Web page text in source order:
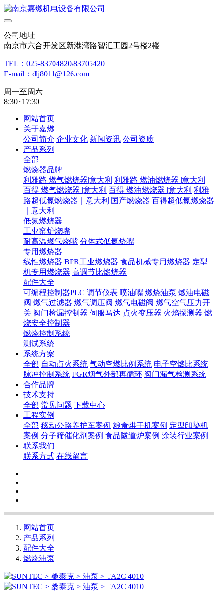
公司地址
南京市六合开发区新港湾路智汇工园2号楼2楼
TEL：025-83704820/83705420
E-mail：dlj8011@126.com
周一至周六
8:30~17:30
网站首页
关于嘉燃
公司简介 企业文化 新闻资讯 公司资质
产品系列
全部
燃烧器品牌
利雅路 燃气燃烧器|意大利 利雅路 燃油燃烧器 |意大利
百得 燃气燃烧器 |意大利 百得 燃油燃烧器 |意大利 利雅
路超低氮燃烧器｜意大利 国产燃烧器 百得超低氮燃烧器
｜意大利
低氮燃烧器
工业窑炉烧嘴
耐高温燃气烧嘴 分体式低氮烧嘴
专用燃烧器
线性燃烧器 BPR工业燃烧器 食品机械专用燃烧器 定型
机专用燃烧器 高调节比燃烧器
配件大全
可编程控制器PLC 调节仪表 喷油嘴 燃烧油泵 燃油电磁
阀 燃气过滤器 燃气调压阀 燃气电磁阀 燃气空气压力开
关 阀门检漏控制器 伺服马达 点火变压器 火焰探测器 燃
烧安全控制器
燃烧控制系统
测试系统
系统方案
全部 自动点火系统 气动空燃比例系统 电子空燃比系统
脉冲控制系统 FGR烟气外部再循环 阀门漏气检测系统
合作品牌
技术支持
全部 常见问题 下载中心
工程实例
全部 移动公路养护车案例 粮食烘干机案例 定型印染机
案例 分子筛催化剂案例 食品隧道炉案例 涂装行业案例
联系我们
联系方式 在线留言
网站首页
产品系列
配件大全
燃烧油泵